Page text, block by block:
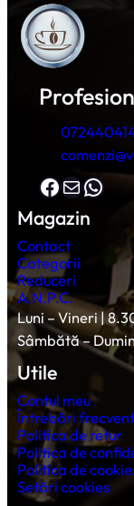
Facebook Mail WhatsApp
Magazin
Contact
Categorii
Reduceri
A.N.P.C.
Luni – Vineri |
Sâmbătă –
Utile
Contul meu
Întrebări
Politica de retur
Politica de
Politica de
Setări cookies